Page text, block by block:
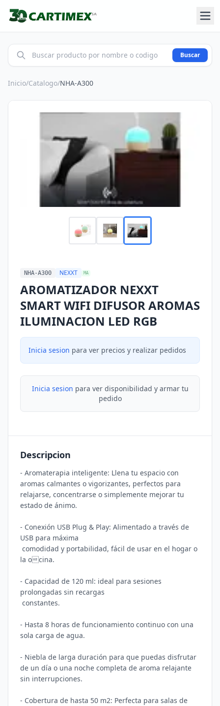
Buscar
Inicio/Catalogo/NHA-A300
NHA-A300 NEXXT MA
AROMATIZADOR NEXXT
SMART WIFI DIFUSOR AROMAS
ILUMINACION LED RGB
Inicia sesion para ver precios y realizar pedidos
Inicia sesion para ver disponibilidad y armar tu
pedido
Descripcion
- Aromaterapia inteligente: Llena tu espacio con
aromas calmantes o vigorizantes, perfectos para
relajarse, concentrarse o simplemente mejorar tu
estado de ánimo.
- Conexión USB Plug & Play: Alimentado a través de
USB para máxima
la ocina.
- Capacidad de 120 ml: ideal para sesiones
prolongadas sin recargas
- Hasta 8 horas de funcionamiento continuo con una
sola carga de agua.
- Niebla de larga duración para que puedas disfrutar
de un día o una noche completa de aroma relajante
sin interrupciones.
- Cobertura de hasta 50 m2: Perfecta para salas de